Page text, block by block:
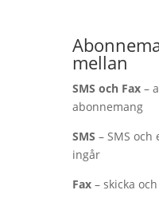
mellan
SMS och Fax–
abonnemang
SMS – SMS
ingår
Fax– skicka